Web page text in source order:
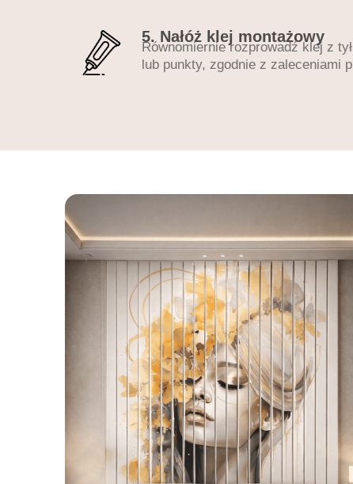
5. Nałóż klej montażowy
Równomiernie rozprowadź klej z
lub punkty, zgodnie z zaleceniami